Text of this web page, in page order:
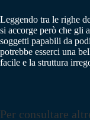
Leggendo tra le righe
si accorge però che gli
soggetti papabili da
potrebbe esserci una
facile e la struttura
Per consultare